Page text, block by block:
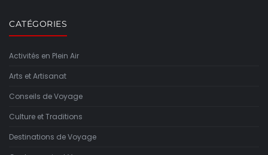
CATÉGORIES
Activités en Plein Air
Arts et Artisanat
Conseils de Voyage
Culture et Traditions
Destinations de Voyage